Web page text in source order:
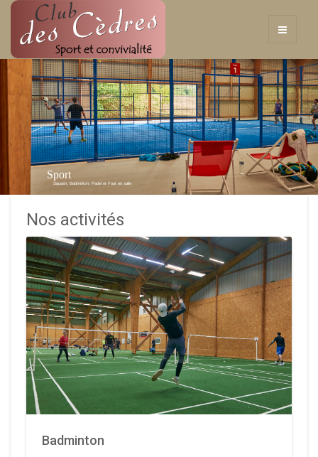
Sport
Squash, Badminton, Padel et Foot en salle
Nos activités
Badminton